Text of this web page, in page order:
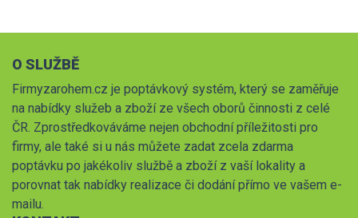
O SLUŽBĚ
Firmyzarohem.cz je poptávkový systém, který se zaměřuje
na nabídky služeb a zboží ze všech oborů činnosti z celé
ČR. Zprostředkováváme nejen obchodní příležitosti pro
firmy, ale také si u nás můžete zadat zcela zdarma
poptávku po jakékoliv službě a zboží z vaší lokality a
porovnat tak nabídky realizace či dodání přímo ve vašem e-
mailu.